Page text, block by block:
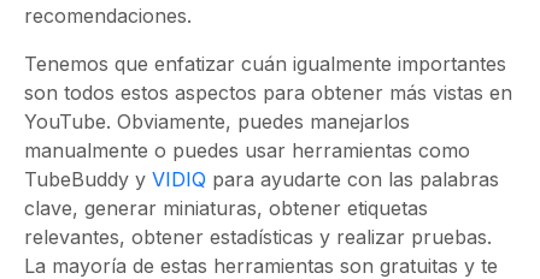
recomendaciones.
Tenemos que enfatizar cuán igualmente importantes
son todos estos aspectos para obtener más vistas en
YouTube. Obviamente, puedes manejarlos
manualmente o puedes usar herramientas como
TubeBuddy y VIDIQ para ayudarte con las palabras
clave, generar miniaturas, obtener etiquetas
relevantes, obtener estadísticas y realizar pruebas.
La mayoría de estas herramientas son gratuitas y te